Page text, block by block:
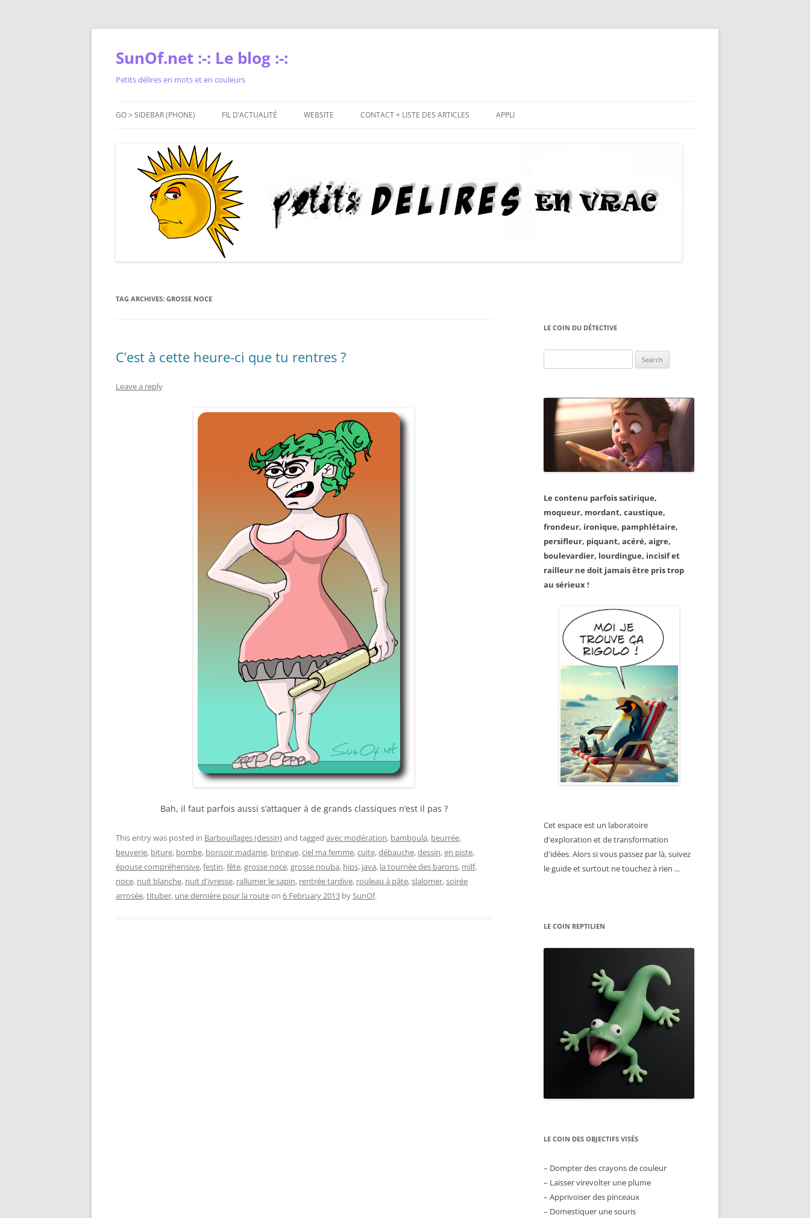
Skip
SunOf.net :-: Le blog :-:
Petits délires en mots et en couleurs
GO > SIDEBAR (PHONE) FIL D’ACTUALITÉ WEBSITE CONTACT + LISTE DES ARTICLES APPLI
TAG ARCHIVES: GROSSE NOCE
C’est à cette heure-ci que tu rentres ?
Leave a reply
Bah, il faut parfois aussi s’attaquer à de grands classiques n’est il pas ?
This entry was posted in Barbouillages (dessin)and tagged avec modération, bamboula, beurrée,
beuverie, biture, bombe, bonsoir madame, bringue,ciel ma femme,cuite,débauche,dessin,en piste,
épouse compréhensive,festin,fête,grosse noce,grosse nouba, hips, java, la tournée des barons, milf,
noce, nuit blanche, nuit d'ivresse, rallumer le sapin, rentrée tardive, rouleau à pâte,slalomer,soirée
arrosée,tituber, une dernière pour la routeon 6 February 2013 bySunOf.
LE COIN DU DÉTECTIVE
for:
Le contenu parfois satirique,
moqueur, mordant, caustique,
frondeur, ironique, pamphlétaire,
persifleur, piquant, acéré, aigre,
boulevardier, lourdingue, incisif et
railleur ne doit jamais être pris trop
au sérieux !
Cet espace est un laboratoire
d'exploration et de transformation
d'idées. Alors si vous passez par là, suivez
le guide et surtout ne touchez à rien ...
LE COIN REPTILIEN
LE COIN DES OBJECTIFS VISÉS
– Dompter des crayons de couleur
– Laisser virevolter une plume
– Apprivoiser des pinceaux
– Domestiquer une souris